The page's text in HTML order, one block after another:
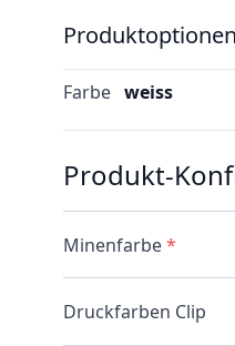
Farbe weiss
Produkt-
Minenfarbe*
Druckfarben Clip